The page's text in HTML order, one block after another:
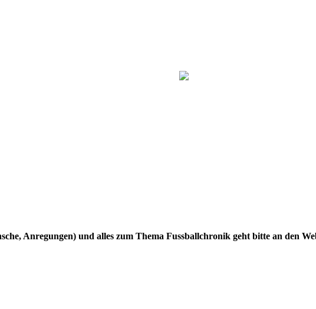
Anregungen) und alles zum Thema Fussballchronik geht bitte an den